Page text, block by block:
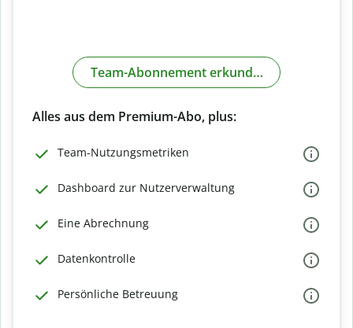
Team-Abonnement erkunden
Alles aus dem Premium-Abo, plus:
Team-Nutzungsmetriken
Dashboard zur Nutzerverwaltung
Eine Abrechnung
Datenkontrolle
Persönliche Betreuung